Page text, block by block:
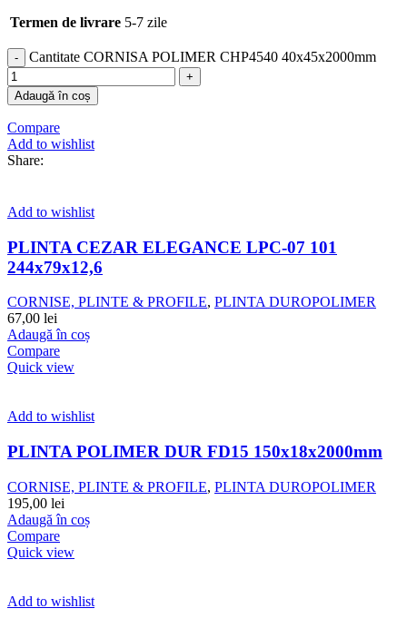
Termen de livrare 5-7 zile
Cantitate CORNISA POLIMER CHP4540 40x45x2000mm
Adaugă în coș
Compare
Add to wishlist
Share:
Add to wishlist
PLINTA CEZAR ELEGANCE LPC-07 101
244x79x12,6
CORNISE, PLINTE & PROFILE, PLINTA DUROPOLIMER
67,00 lei
Adaugă în coș
Compare
Quick view
Add to wishlist
PLINTA POLIMER DUR FD15 150x18x2000mm
CORNISE, PLINTE & PROFILE, PLINTA DUROPOLIMER
195,00 lei
Adaugă în coș
Compare
Quick view
Add to wishlist